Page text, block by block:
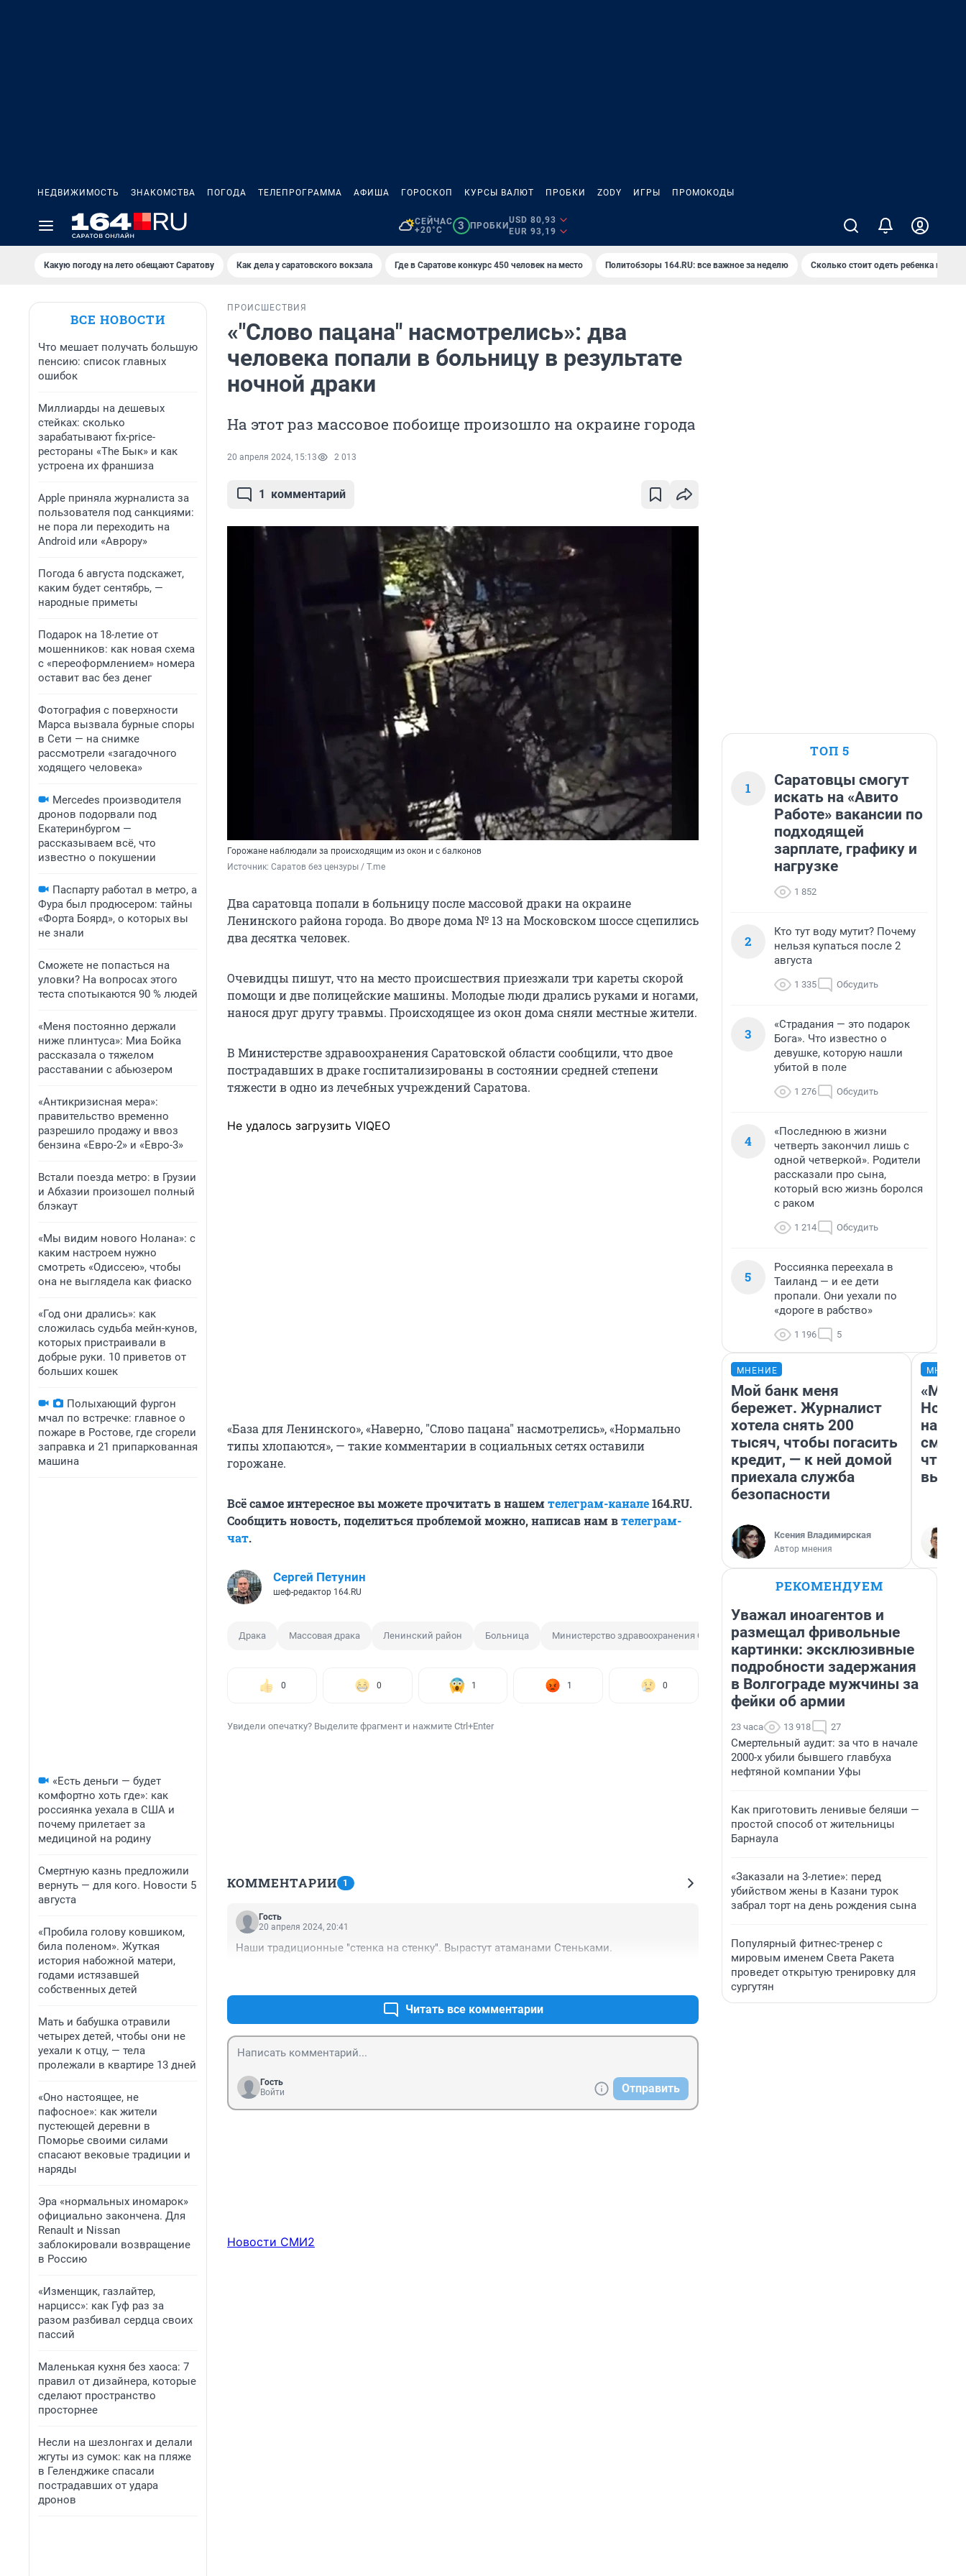
НЕДВИЖИМОСТЬ ЗНАКОМСТВА ПОГОДА ТЕЛЕПРОГРАММА АФИША ГОРОСКОП КУРСЫ ВАЛЮТ ПРОБКИ ZODY ИГРЫ ПРОМОКОДЫ
СЕЙЧАС
+20°C
3 ПРОБКИ
USD 80,93
EUR 93,19
Какую погоду на лето обещают Саратову Как дела у саратовского вокзала Где в Саратове конкурс 450 человек на место Политобзоры 164.RU: все важное за неделю Сколько стоит одеть ребенка на
ВСЕ НОВОСТИ
Что мешает получать большую
пенсию: список главных
ошибок
Миллиарды на дешевых
стейках: сколько
зарабатывают fix-price-
рестораны «The Бык» и как
устроена их франшиза
Apple приняла журналиста за
пользователя под санкциями:
не пора ли переходить на
Android или «Аврору»
Погода 6 августа подскажет,
каким будет сентябрь, —
народные приметы
Подарок на 18-летие от
мошенников: как новая схема
с «переоформлением» номера
оставит вас без денег
Фотография с поверхности
Марса вызвала бурные споры
в Сети — на снимке
рассмотрели «загадочного
ходящего человека»
Mercedes производителя
дронов подорвали под
Екатеринбургом —
рассказываем всё, что
известно о покушении
Паспарту работал в метро, а
Фура был продюсером: тайны
«Форта Боярд», о которых вы
не знали
Сможете не попасться на
уловки? На вопросах этого
теста спотыкаются 90 % людей
«Меня постоянно держали
ниже плинтуса»: Миа Бойка
рассказала о тяжелом
расставании с абьюзером
«Антикризисная мера»:
правительство временно
разрешило продажу и ввоз
бензина «Евро-2» и «Евро-3»
Встали поезда метро: в Грузии
и Абхазии произошел полный
блэкаут
«Мы видим нового Нолана»: с
каким настроем нужно
смотреть «Одиссею», чтобы
она не выглядела как фиаско
«Год они дрались»: как
сложилась судьба мейн-кунов,
которых пристраивали в
добрые руки. 10 приветов от
больших кошек
Полыхающий фургон
мчал по встречке: главное о
пожаре в Ростове, где сгорели
заправка и 21 припаркованная
машина
«Есть деньги — будет
комфортно хоть где»: как
россиянка уехала в США и
почему прилетает за
медициной на родину
Смертную казнь предложили
вернуть — для кого. Новости 5
августа
«Пробила голову ковшиком,
била поленом». Жуткая
история набожной матери,
годами истязавшей
собственных детей
Мать и бабушка отравили
четырех детей, чтобы они не
уехали к отцу, — тела
пролежали в квартире 13 дней
«Оно настоящее, не
пафосное»: как жители
пустеющей деревни в
Поморье своими силами
спасают вековые традиции и
наряды
Эра «нормальных иномарок»
официально закончена. Для
Renault и Nissan
заблокировали возвращение
в Россию
«Изменщик, газлайтер,
нарцисс»: как Гуф раз за
разом разбивал сердца своих
пассий
Маленькая кухня без хаоса: 7
правил от дизайнера, которые
сделают пространство
просторнее
Несли на шезлонгах и делали
жгуты из сумок: как на пляже
в Геленджике спасали
пострадавших от удара
дронов
ПРОИСШЕСТВИЯ
«"Слово пацана" насмотрелись»: два
человека попали в больницу в результате
ночной драки
На этот раз массовое побоище произошло на окраине города
20 апреля 2024, 15:13 2 013
1 комментарий
Горожане наблюдали за происходящим из окон и с балконов
Источник: Саратов без цензуры / T.me
Два саратовца попали в больницу после массовой драки на окраине
Ленинского района города. Во дворе дома № 13 на Московском шоссе сцепились
два десятка человек.
Очевидцы пишут, что на место происшествия приезжали три кареты скорой
помощи и две полицейские машины. Молодые люди дрались руками и ногами,
нанося друг другу травмы. Происходящее из окон дома сняли местные жители.
В Министерстве здравоохранения Саратовской области сообщили, что двое
пострадавших в драке госпитализированы в состоянии средней степени
тяжести в одно из лечебных учреждений Саратова.
Не удалось загрузить VIQEO
«База для Ленинского», «Наверно, "Слово пацана" насмотрелись», «Нормально
типы хлопаются», — такие комментарии в социальных сетях оставили
горожане.
Всё самое интересное вы можете прочитать в нашемтелеграм-канале164.RU.
Сообщить новость, поделиться проблемой можно, написав нам втелеграм-
чат.
Сергей Петунин
шеф-редактор 164.RU
Драка Массовая драка Ленинский район Больница Министерство здравоохранения Саратовской области
0 0 1 1 0
Увидели опечатку? Выделите фрагмент и нажмите Ctrl+Enter
КОММЕНТАРИИ 1
Гость
20 апреля 2024, 20:41
Наши традиционные "стенка на стенку". Вырастут атаманами Стеньками.
Читать все комментарии
Гость
Войти
Отправить
Новости СМИ2
ТОП 5
1
Саратовцы смогут
искать на «Авито
Работе» вакансии по
подходящей
зарплате, графику и
нагрузке
1 852
2
Кто тут воду мутит? Почему
нельзя купаться после 2
августа
1 335 Обсудить
3
«Страдания — это подарок
Бога». Что известно о
девушке, которую нашли
убитой в поле
1 276 Обсудить
4
«Последнюю в жизни
четверть закончил лишь с
одной четверкой». Родители
рассказали про сына,
который всю жизнь боролся
с раком
1 214 Обсудить
5
Россиянка переехала в
Таиланд — и ее дети
пропали. Они уехали по
«дороге в рабство»
1 196 5
МНЕНИЕ
Мой банк меня
бережет. Журналист
хотела снять 200
тысяч, чтобы погасить
кредит, — к ней домой
приехала служба
безопасности
Ксения Владимирская
Автор мнения
«Мы
РЕКОМЕНДУЕМ
Уважал иноагентов и
размещал фривольные
картинки: эксклюзивные
подробности задержания
в Волгограде мужчины за
фейки об армии
23 часа 13 918 27
Смертельный аудит: за что в начале
2000-х убили бывшего главбуха
нефтяной компании Уфы
Как приготовить ленивые беляши —
простой способ от жительницы
Барнаула
«Заказали на 3-летие»: перед
убийством жены в Казани турок
забрал торт на день рождения сына
Популярный фитнес-тренер с
мировым именем Света Ракета
проведет открытую тренировку для
сургутян